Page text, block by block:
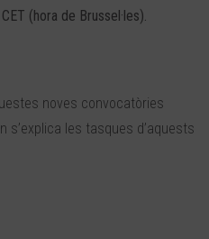
(hora de Brussel·les).
noves convocatòries
s’explica les tasques d’aquests